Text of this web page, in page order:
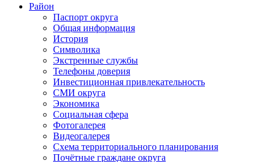
Район
Паспорт округа
Общая информация
История
Символика
Экстренные службы
Телефоны доверия
Инвестиционная привлекательность
СМИ округа
Экономика
Социальная сфера
Фотогалерея
Видеогалерея
Схема территориального планирования
Почётные граждане округа